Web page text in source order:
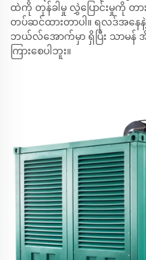
ထဲကို တုန်ခါမှု လွှဲပြောင်းမှုကို
တပ်ဆင်ထားတာပါ။ ရလဒ်အန
ဘယ်လ်အောက်မှာ ရှိပြီး သာမ
ကြားစေပါဘူး။